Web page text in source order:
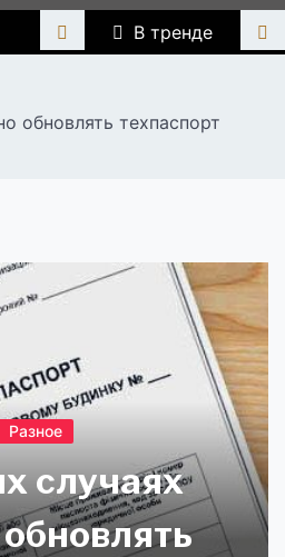
В тренде
обновлять техпаспорт
Разное
случаях